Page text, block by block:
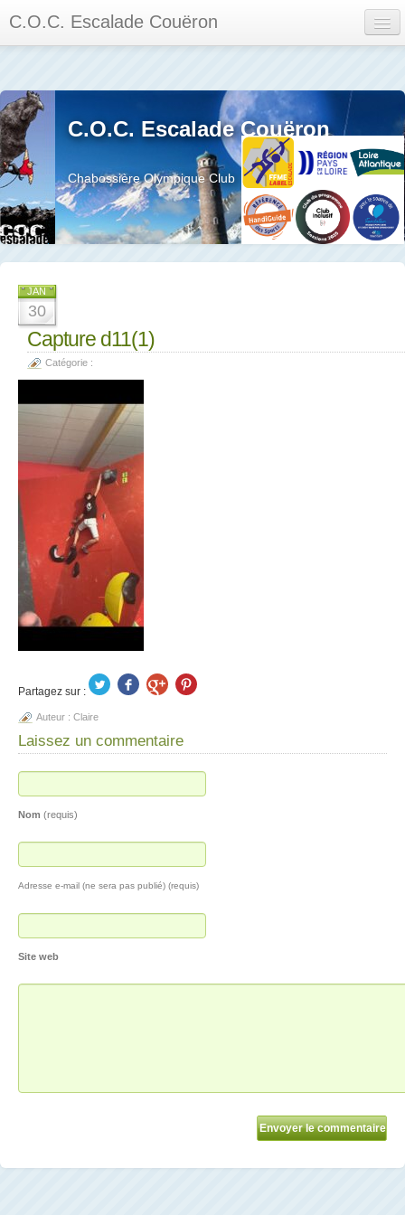
C.O.C. Escalade Couëron
Calendrier des événements et des compétitions
Les membres
Les séances
Privée
La salle et le mur
C.O.C. Escalade Couëron
Chabossière Olympique Club
JAN
30
Capture d11(1)
Catégorie :
Partagez sur :
Auteur : Claire
Laissez un commentaire
Nom (requis)
Adresse e-mail (ne sera pas publié) (requis)
Site web